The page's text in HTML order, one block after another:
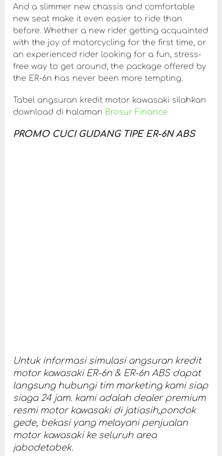
And a slimmer new chassis and comfortable
new seat make it even easier to ride than
before. Whether a new rider getting acquainted
with the joy of motorcycling for the first time, or
an experienced rider looking for a fun, stress-
free way to get around, the package offered by
the ER-6n has never been more tempting.
Tabel angsuran kredit motor kawasaki silahkan
download di halaman Brosur Finance
PROMO CUCI GUDANG TIPE ER-6N ABS
Untuk informasi simulasi angsuran kredit
motor kawasaki ER-6n & ER-6n ABS dapat
langsung hubungi tim marketing kami siap
siaga 24 jam. kami adalah dealer premium
resmi motor kawasaki di jatiasih,pondok
gede, bekasi yang melayani penjualan
motor kawasaki ke seluruh area
jabodetabek.